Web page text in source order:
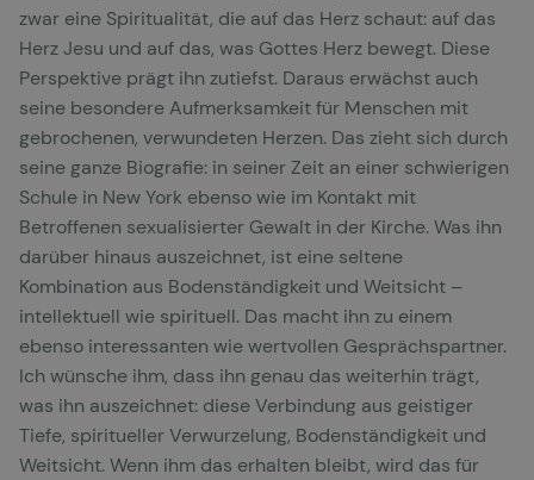
zwar eine Spiritualität, die auf das Herz schaut: auf das
Herz Jesu und auf das, was Gottes Herz bewegt. Diese
Perspektive prägt ihn zutiefst. Daraus erwächst auch
seine besondere Aufmerksamkeit für Menschen mit
gebrochenen, verwundeten Herzen. Das zieht sich durch
seine ganze Biografie: in seiner Zeit an einer schwierigen
Schule in New York ebenso wie im Kontakt mit
Betroffenen sexualisierter Gewalt in der Kirche. Was ihn
darüber hinaus auszeichnet, ist eine seltene
Kombination aus Bodenständigkeit und Weitsicht –
intellektuell wie spirituell. Das macht ihn zu einem
ebenso interessanten wie wertvollen Gesprächspartner.
Ich wünsche ihm, dass ihn genau das weiterhin trägt,
was ihn auszeichnet: diese Verbindung aus geistiger
Tiefe, spiritueller Verwurzelung, Bodenständigkeit und
Weitsicht. Wenn ihm das erhalten bleibt, wird das für